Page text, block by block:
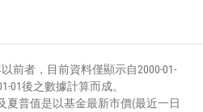
前者，目前資料僅顯示自2000-01-
01後之數據計算而成。
夏普值是以基金最新市價(最近一日